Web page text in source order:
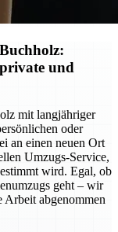
und
mit langjähriger
oder
an einen neuen Ort
Umzugs-Service,
wird. Egal, ob
geht – wir
Arbeit abgenommen